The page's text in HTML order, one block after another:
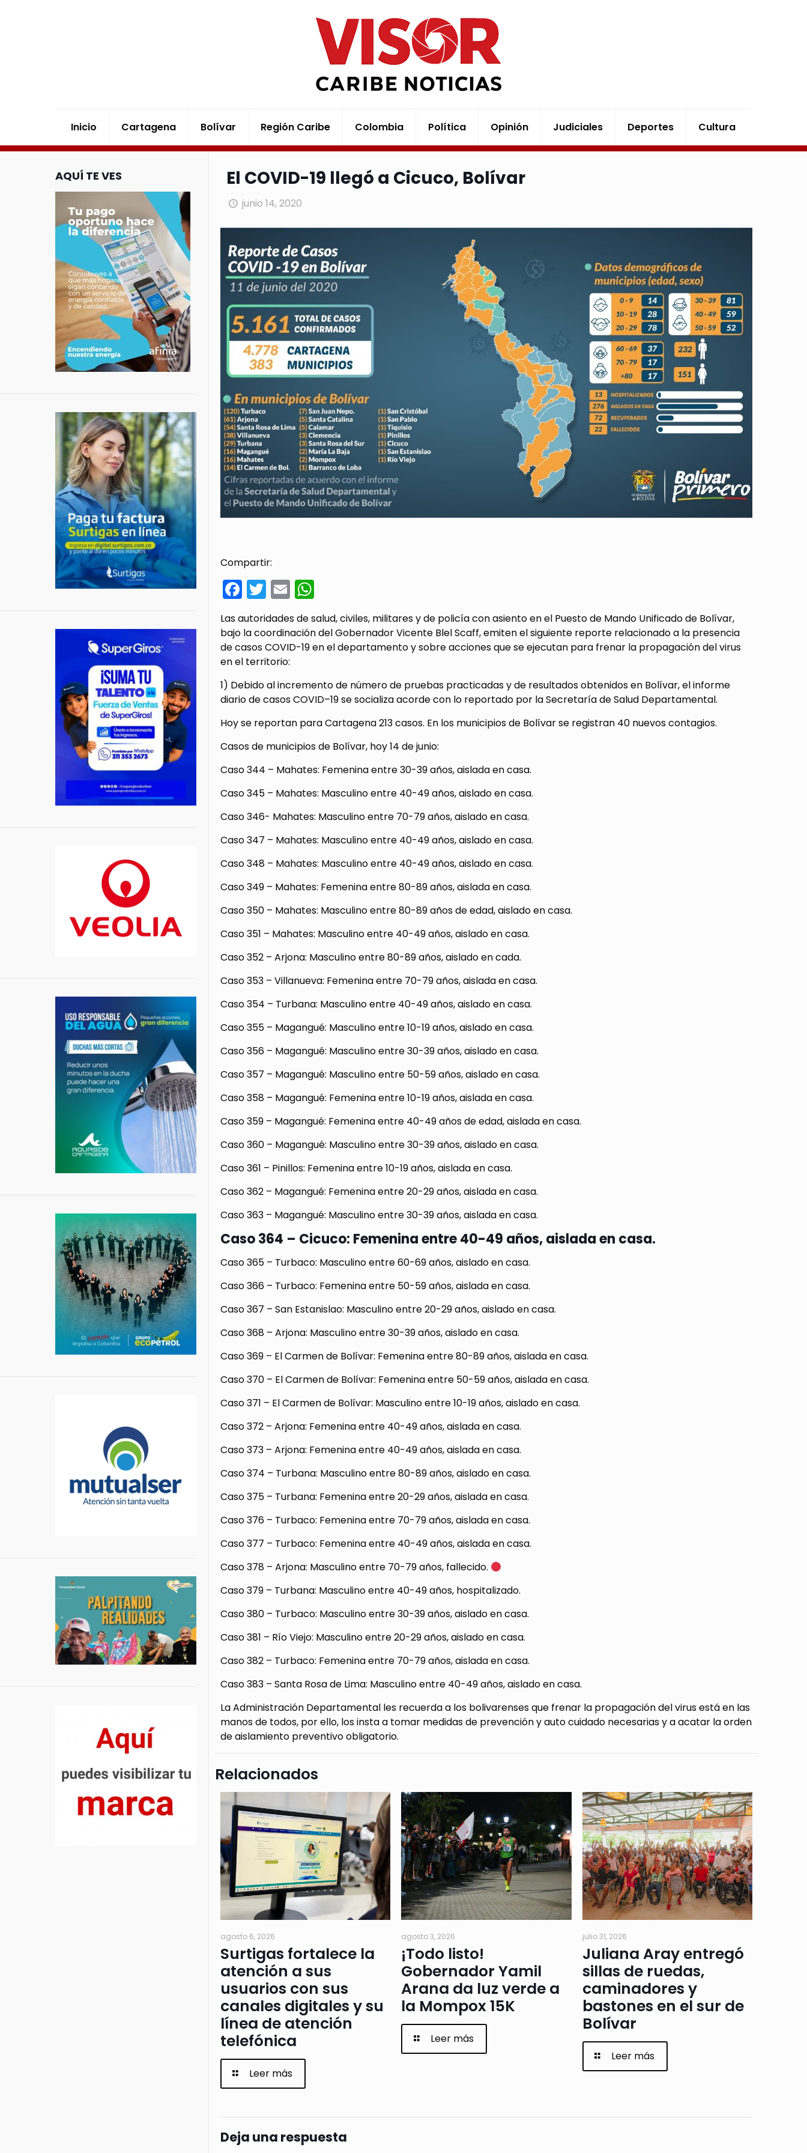
Inicio Cartagena Bolívar Región Caribe Colombia Política Opinión Judiciales Deportes Cultura
El COVID-19 llegó a Cicuco, Bolívar
junio 14, 2020
Compartir:
Facebook
Twitter
Email
Las autoridades de salud, civiles, militares y de policía con asiento en el Puesto de Mando Unificado de Bolívar,
bajo la coordinación del Gobernador Vicente Blel Scaff, emiten el siguiente reporte relacionado a la presencia
de casos COVID-19 en el departamento y sobre acciones que se ejecutan para frenar la propagación del virus
en el territorio:
1) Debido al incremento de número de pruebas practicadas y de resultados obtenidos en Bolívar, el informe
diario de casos COVID–19 se socializa acorde con lo reportado por la Secretaría de Salud Departamental.
Hoy se reportan para Cartagena 213 casos. En los municipios de Bolívar se registran 40 nuevos contagios.
Casos de municipios de Bolívar, hoy 14 de junio:
Caso 344 – Mahates: Femenina entre 30-39 años, aislada en casa.
Caso 345 – Mahates: Masculino entre 40-49 años, aislado en casa.
Caso 346- Mahates: Masculino entre 70-79 años, aislado en casa.
Caso 347 – Mahates: Masculino entre 40-49 años, aislado en casa.
Caso 348 – Mahates: Masculino entre 40-49 años, aislado en casa.
Caso 349 – Mahates: Femenina entre 80-89 años, aislada en casa.
Caso 350 – Mahates: Masculino entre 80-89 años de edad, aislado en casa.
Caso 351 – Mahates: Masculino entre 40-49 años, aislado en casa.
Caso 352 – Arjona: Masculino entre 80-89 años, aislado en cada.
Caso 353 – Villanueva: Femenina entre 70-79 años, aislada en casa.
Caso 354 – Turbana: Masculino entre 40-49 años, aislado en casa.
Caso 355 – Magangué: Masculino entre 10-19 años, aislado en casa.
Caso 356 – Magangué: Masculino entre 30-39 años, aislado en casa.
Caso 357 – Magangué: Masculino entre 50-59 años, aislado en casa.
Caso 358 – Magangué: Femenina entre 10-19 años, aislada en casa.
Caso 359 – Magangué: Femenina entre 40-49 años de edad, aislada en casa.
Caso 360 – Magangué: Masculino entre 30-39 años, aislado en casa.
Caso 361 – Pinillos: Femenina entre 10-19 años, aislada en casa.
Caso 362 – Magangué: Femenina entre 20-29 años, aislada en casa.
Caso 363 – Magangué: Masculino entre 30-39 años, aislada en casa.
Caso 364 – Cicuco: Femenina entre 40-49 años, aislada en casa.
Caso 365 – Turbaco: Masculino entre 60-69 años, aislado en casa.
Caso 366 – Turbaco: Femenina entre 50-59 años, aislada en casa.
Caso 367 – San Estanislao: Masculino entre 20-29 años, aislado en casa.
Caso 368 – Arjona: Masculino entre 30-39 años, aislado en casa.
Caso 369 – El Carmen de Bolívar: Femenina entre 80-89 años, aislada en casa.
Caso 370 – El Carmen de Bolívar: Femenina entre 50-59 años, aislada en casa.
Caso 371 – El Carmen de Bolívar: Masculino entre 10-19 años, aislado en casa.
Caso 372 – Arjona: Femenina entre 40-49 años, aislada en casa.
Caso 373 – Arjona: Femenina entre 40-49 años, aislada en casa.
Caso 374 – Turbana: Masculino entre 80-89 años, aislado en casa.
Caso 375 – Turbana: Femenina entre 20-29 años, aislada en casa.
Caso 376 – Turbaco: Femenina entre 70-79 años, aislada en casa.
Caso 377 – Turbaco: Femenina entre 40-49 años, aislada en casa.
Caso 378 – Arjona: Masculino entre 70-79 años, fallecido.
Caso 379 – Turbana: Masculino entre 40-49 años, hospitalizado.
Caso 380 – Turbaco: Masculino entre 30-39 años, aislado en casa.
Caso 381 – Río Viejo: Masculino entre 20-29 años, aislado en casa.
Caso 382 – Turbaco: Femenina entre 70-79 años, aislada en casa.
Caso 383 – Santa Rosa de Lima: Masculino entre 40-49 años, aislado en casa.
La Administración Departamental les recuerda a los bolivarenses que frenar la propagación del virus está en las
manos de todos, por ello, los insta a tomar medidas de prevención y auto cuidado necesarias y a acatar la orden
de aislamiento preventivo obligatorio.
Relacionados
agosto 6, 2026
Surtigas fortalece la
atención a sus
usuarios con sus
canales digitales y su
línea de atención
telefónica
Leer más
agosto 3, 2026
¡Todo listo!
Gobernador Yamil
Arana da luz verde a
la Mompox 15K
Leer más
julio 31, 2026
Juliana Aray entregó
sillas de ruedas,
caminadores y
bastones en el sur de
Bolívar
Leer más
Deja una respuesta
AQUÍ TE VES